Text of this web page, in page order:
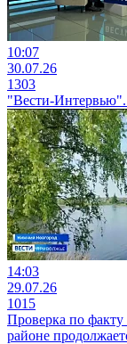
10:07
30.07.26
1303
"Вести-Интервью".
14:03
29.07.26
1015
Проверка по факту
районе